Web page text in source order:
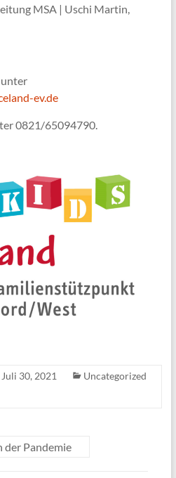
MSA | Uschi Martin,
ev.de
0821/65094790.
Juli 30, 2021
Uncategorized
der Pandemie